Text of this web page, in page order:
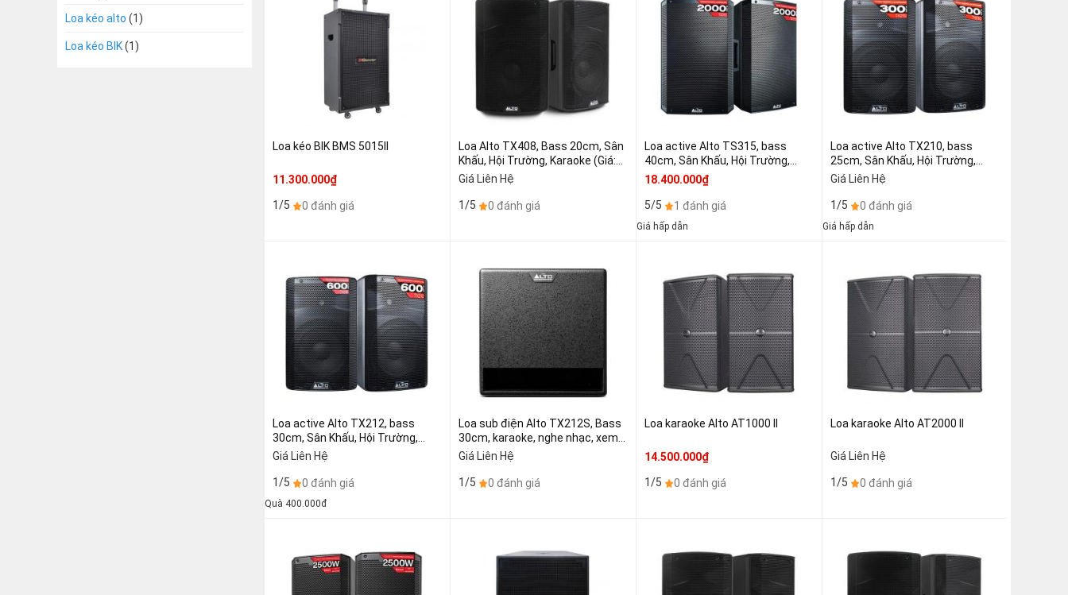
Loa kéo alto (1)
Loa kéo BIK(1)
Loa kéo BIK BMS 5015II
11.300.000₫
1/5 0 đánh giá
Loa Alto TX408, Bass 20cm, Sân
Khấu, Hội Trường, Karaoke (Giá:1
chiếc)
Giá Liên Hệ
1/5 0 đánh giá
Loa active Alto TS315, bass
40cm, Sân Khấu, Hội Trường,
Karaoke, Brand USA (giá:2 chiếc)
18.400.000₫
5/5 1 đánh giá
Giá hấp dẫn
Loa active Alto TX210, bass
25cm, Sân Khấu, Hội Trường,
Karaoke, Brand USA (giá:2 chiếc)
Giá Liên Hệ
1/5 0 đánh giá
Giá hấp dẫn
Loa active Alto TX212, bass
30cm, Sân Khấu, Hội Trường,
Karaoke, Brand USA (giá:1 chiếc)
Giá Liên Hệ
1/5 0 đánh giá
Quà 400.000đ
Loa sub điện Alto TX212S, Bass
30cm, karaoke, nghe nhạc, xem
phim, (Giá 1 chiếc)
Giá Liên Hệ
1/5 0 đánh giá
Loa karaoke Alto AT1000 II
14.500.000₫
1/5 0 đánh giá
Loa karaoke Alto AT2000 II
Giá Liên Hệ
1/5 0 đánh giá